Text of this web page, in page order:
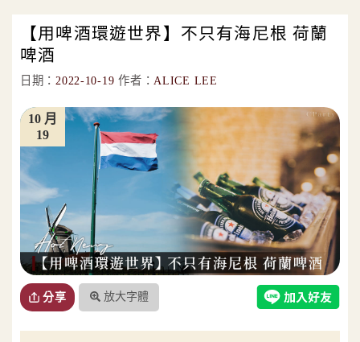
【用啤酒環遊世界】不只有海尼根 荷蘭
啤酒
日期： 2022-10-19 作者： ALICE LEE
19
10 月
分享 放大字體